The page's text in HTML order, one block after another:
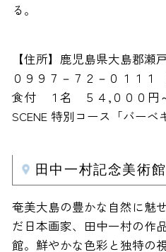
る。
【住所】鹿児島県大島郡瀬
０９９７－７２－０１１
食付 １名 ５４,０００円
SCENE 特別コース「バーベ
田中一村記念美術館
奄美大島の豊かな自然に魅
だ日本画家、田中一村の作
館。鮮やかな色彩と独特の